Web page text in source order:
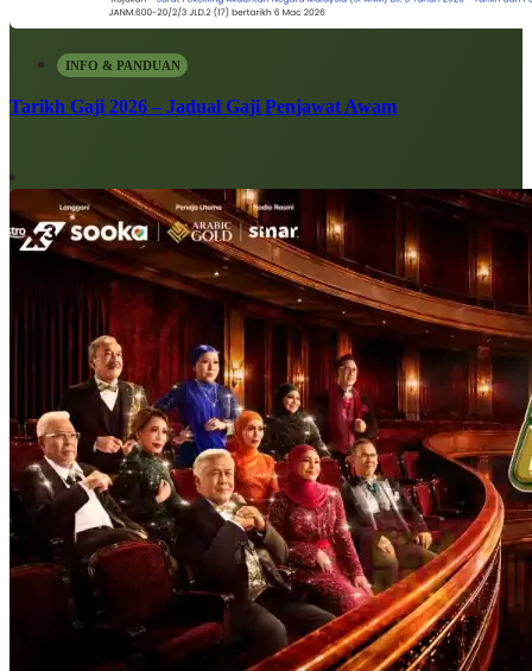
INFO & PANDUAN
Tarikh Gaji 2026 – Jadual Gaji Penjawat Awam